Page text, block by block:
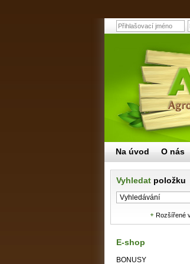
Vyhledat položku
Rozšířené
E-shop
BONUSY
Na úvod O nás